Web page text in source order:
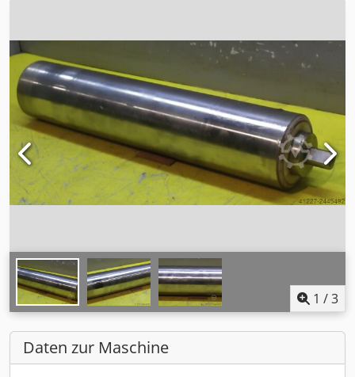
1 /3
Daten zur Maschine